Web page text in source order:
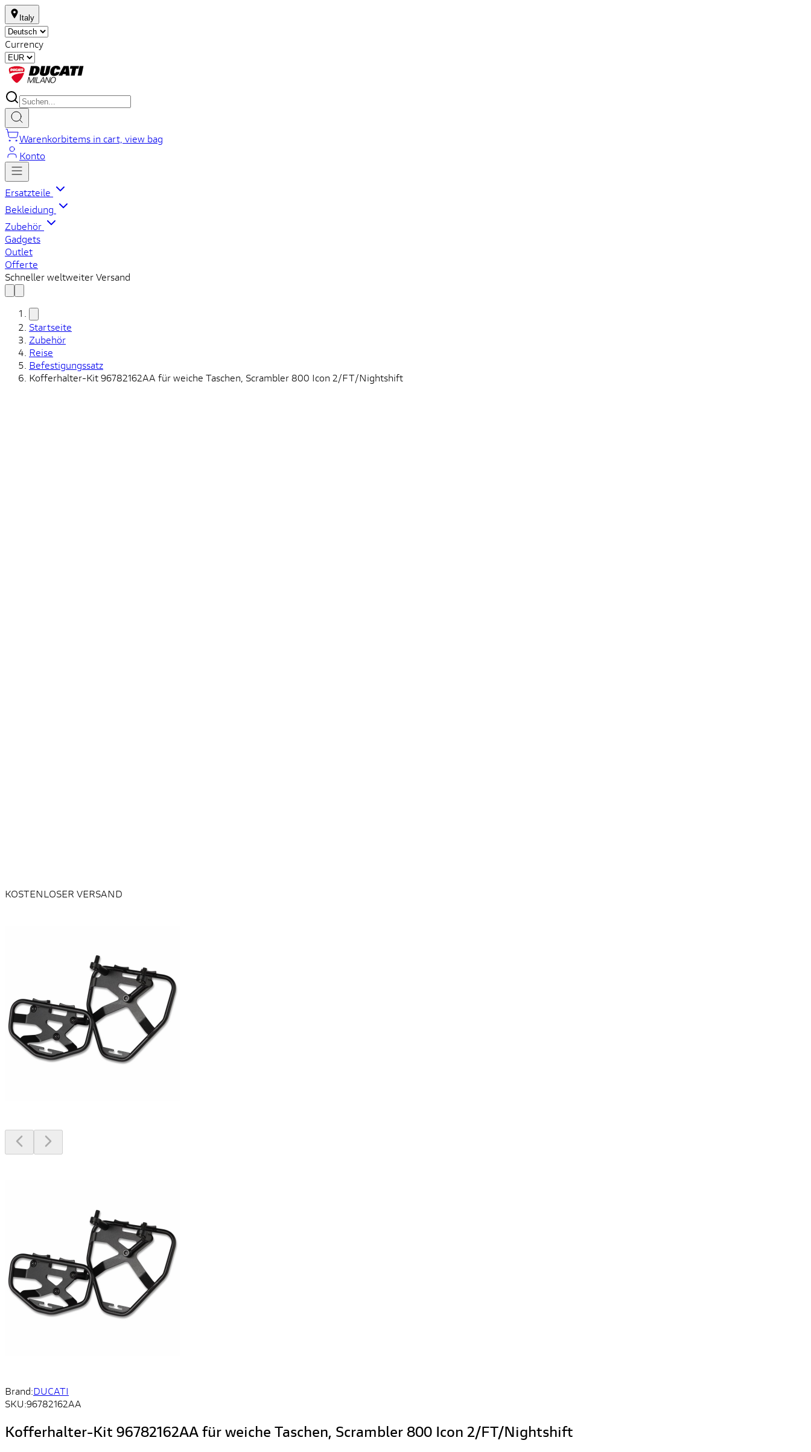
Italy
Currency
Warenkorbitems in cart, view bag
Konto
Ersatzteile
Bekleidung
Zubehör
Gadgets
Outlet
Offerte
Schneller weltweiter Versand
Startseite
Zubehör
Reise
Befestigungssatz
Kofferhalter-Kit 96782162AA für weiche Taschen, Scrambler 800 Icon 2/FT/Nightshift
KOSTENLOSER VERSAND
Brand:DUCATI
SKU:96782162AA
Kofferhalter-Kit 96782162AA für weiche Taschen, Scrambler 800 Icon 2/FT/Nightshift